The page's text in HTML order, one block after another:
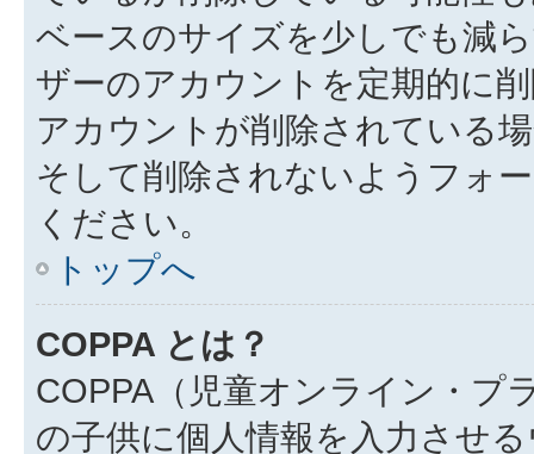
ベースのサイズを少しでも減
ザーのアカウントを定期的に
アカウントが削除されている
そして削除されないようフォ
ください。
トップへ
COPPA とは？
COPPA（児童オンライン・プ
の子供に個人情報を入力させ